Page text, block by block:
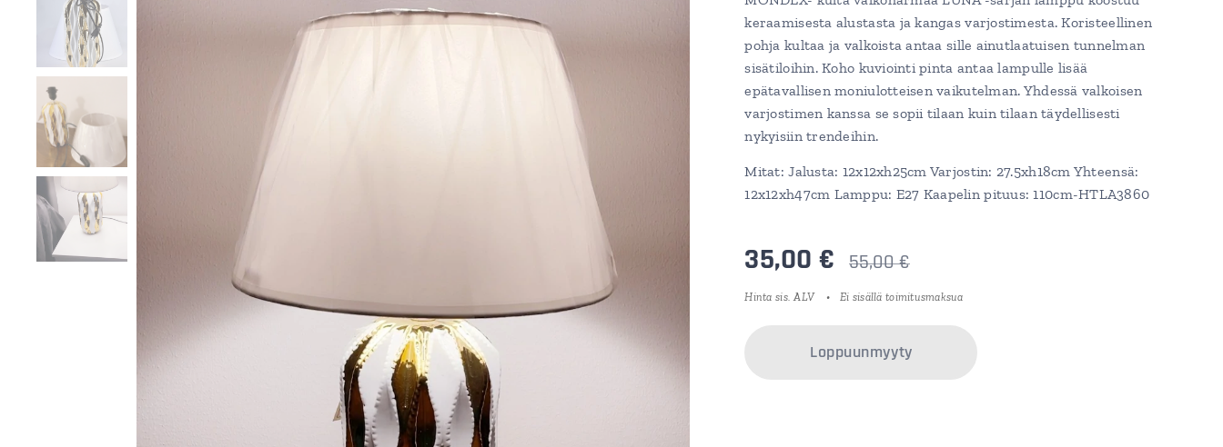
keraamisesta alustasta ja kangas varjostimesta. Koristeellinen
pohja kultaa ja valkoista antaa sille ainutlaatuisen tunnelman
sisätiloihin. Koho kuviointi pinta antaa lampulle lisää
epätavallisen moniulotteisen vaikutelman. Yhdessä valkoisen
varjostimen kanssa se sopii tilaan kuin tilaan täydellisesti
nykyisiin trendeihin.
Mitat: Jalusta: 12x12xh25cm Varjostin: 27.5xh18cm Yhteensä:
12x12xh47cm Lamppu: E27 Kaapelin pituus: 110cm-HTLA3860
35,00 € 55,00€
Hinta sis. ALV Ei sisällä toimitusmaksua
Loppuunmyyty